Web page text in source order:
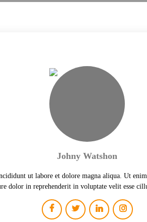
Johny Watshon
ut labore et dolore magna aliqua. Ut
dolor in reprehenderit in voluptate velit esse